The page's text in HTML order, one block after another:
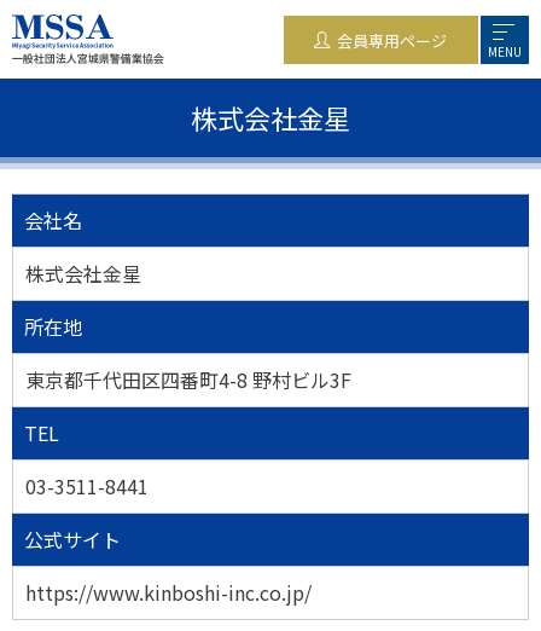
会員専用ページ MENU
株式会社金星
会社名
株式会社金星
所在地
東京都千代田区四番町4-8 野村ビル3F
TEL
03-3511-8441
公式サイト
https://www.kinboshi-inc.co.jp/